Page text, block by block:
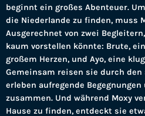
beginnt ein großes Abenteuer.
die Niederlande zu finden, muss
Ausgerechnet von zwei
kaum vorstellen könnte: Brute,
großem Herzen, und Ayo, eine
Gemeinsam reisen sie durch den
erleben aufregende
zusammen. Und während Moxy
Hause zu finden, entdeckt sie